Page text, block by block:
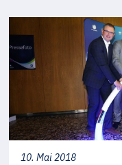
10. Mai 2018